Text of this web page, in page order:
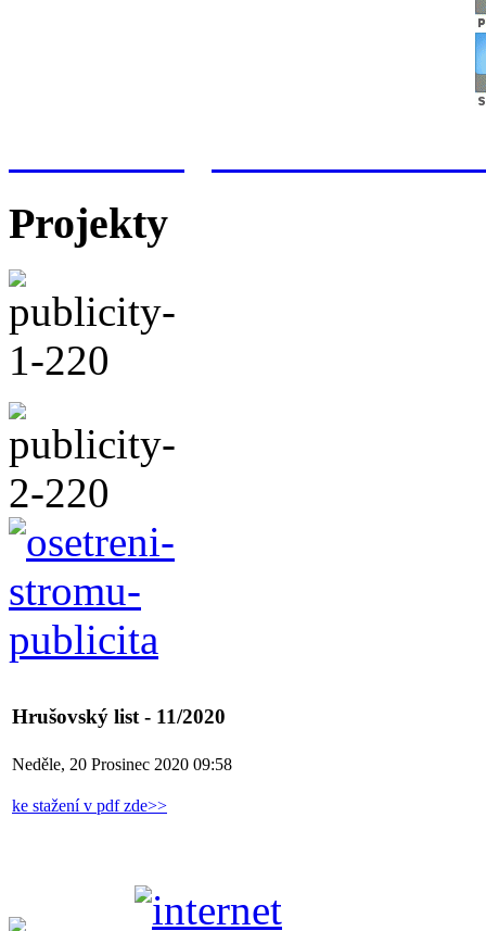
Projekty
Hrušovský list - 11/2020
Neděle, 20 Prosinec 2020 09:58
ke stažení v pdf zde>>